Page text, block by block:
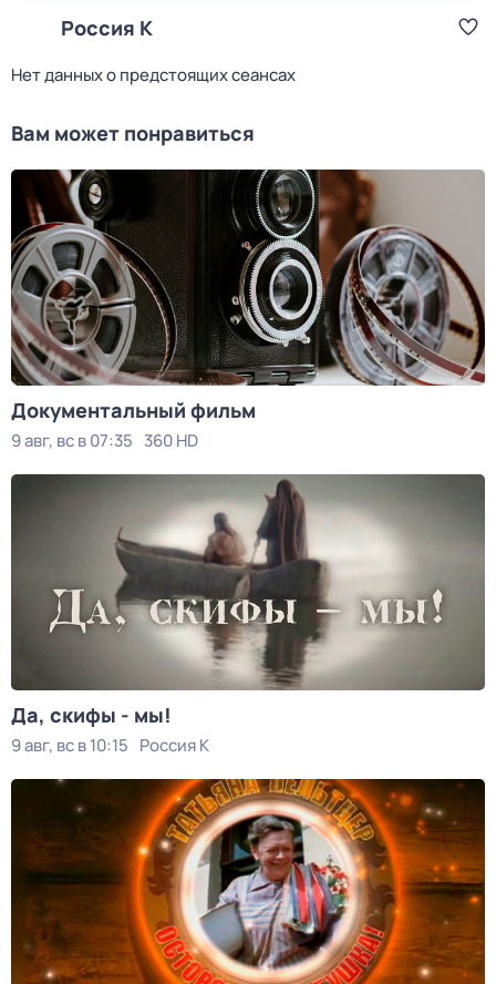
Россия К
Нет данных о предстоящих сеансах
Вам может понравиться
Документальный фильм
9 авг, вс в 07:35 360 HD
Да, скифы - мы!
9 авг, вс в 10:15 Россия К